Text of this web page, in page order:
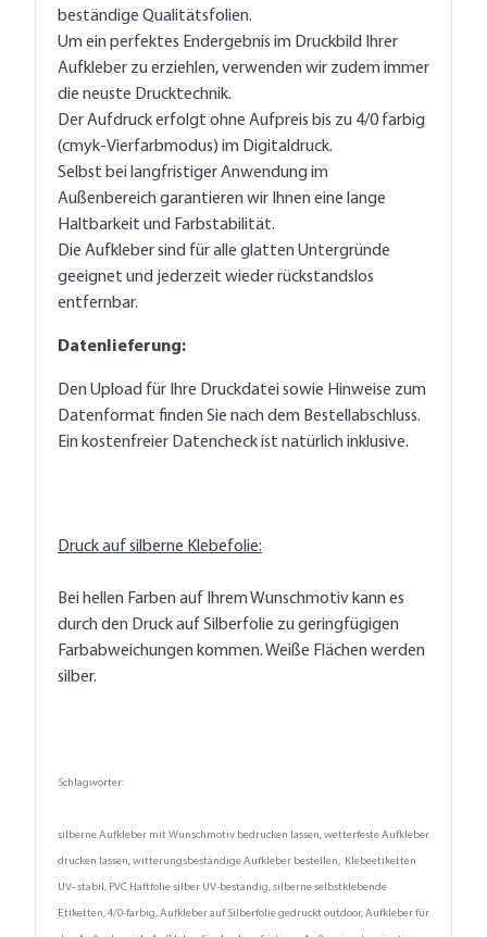
beständige Qualitätsfolien.
Um ein perfektes Endergebnis im Druckbild Ihrer
Aufkleber zu erziehlen, verwenden wir zudem immer
die neuste Drucktechnik.
Der Aufdruck erfolgt ohne Aufpreis bis zu 4/0 farbig
(cmyk-Vierfarbmodus) im Digitaldruck.
Selbst bei langfristiger Anwendung im
Außenbereich garantieren wir Ihnen eine lange
Haltbarkeit und Farbstabilität.
Die Aufkleber sind für alle glatten Untergründe
geeignet und jederzeit wieder rückstandslos
entfernbar.
Datenlieferung:
Den Upload für Ihre Druckdatei sowie Hinweise zum
Datenformat finden Sie nach dem Bestellabschluss.
Ein kostenfreier Datencheck ist natürlich inklusive.
Druck auf silberne Klebefolie:
Bei hellen Farben auf Ihrem Wunschmotiv kann es
durch den Druck auf Silberfolie zu geringfügigen
Farbabweichungen kommen. Weiße Flächen werden
silber.
Schlagwörter:
silberne Aufkleber mit Wunschmotiv bedrucken lassen, wetterfeste Aufkleber
drucken lassen, witterungsbeständige Aufkleber bestellen, Klebeetiketten
UV- stabil, PVC Haftfolie silber UV-beständig, silberne selbstklebende
Etiketten, 4/0-farbig, Aufkleber auf Silberfolie gedruckt outdoor, Aufkleber für